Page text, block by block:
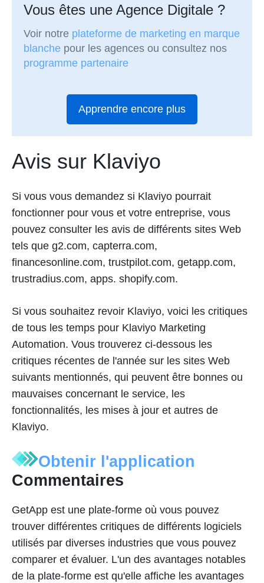
Vous êtes une Agence Digitale ?
Voir notre plateforme de marketing en marque
blanche pour les agences ou consultez nos
programme partenaire
Apprendre encore plus
Avis sur Klaviyo
Si vous vous demandez si Klaviyo pourrait
fonctionner pour vous et votre entreprise, vous
pouvez consulter les avis de différents sites Web
tels que g2.com, capterra.com,
financesonline.com, trustpilot.com, getapp.com,
trustradius.com, apps. shopify.com.
Si vous souhaitez revoir Klaviyo, voici les critiques
de tous les temps pour Klaviyo Marketing
Automation. Vous trouverez ci-dessous les
critiques récentes de l'année sur les sites Web
suivants mentionnés, qui peuvent être bonnes ou
mauvaises concernant le service, les
fonctionnalités, les mises à jour et autres de
Klaviyo.
Obtenir l'application
Commentaires
GetApp est une plate-forme où vous pouvez
trouver différentes critiques de différents logiciels
utilisés par diverses industries que vous pouvez
comparer et évaluer. L'un des avantages notables
de la plate-forme est qu'elle affiche les avantages